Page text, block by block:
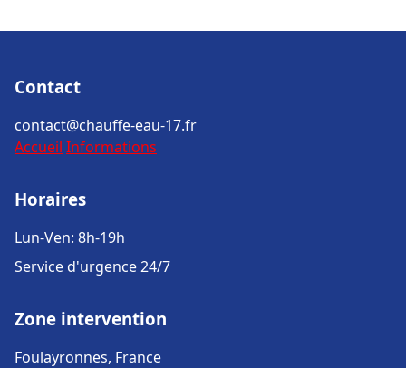
Contact
contact@chauffe-eau-17.fr
Accueil Informations
Horaires
Lun-Ven: 8h-19h
Service d'urgence 24/7
Zone intervention
Foulayronnes, France